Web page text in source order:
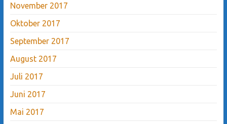
November 2017
Oktober 2017
September 2017
August 2017
Juli 2017
Juni 2017
Mai 2017